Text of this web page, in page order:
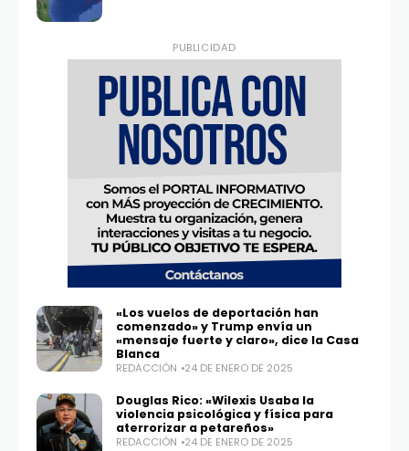
PUBLICIDAD
«Los vuelos de deportación han
comenzado» y Trump envía un
«mensaje fuerte y claro», dice la Casa
Blanca
REDACCIÓN 24 DE ENERO DE 2025
Douglas Rico: «Wilexis Usaba la
violencia psicológica y física para
aterrorizar a petareños»
REDACCIÓN 24 DE ENERO DE 2025